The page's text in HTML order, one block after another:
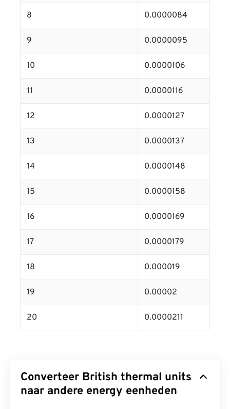
8 0.0000084
9 0.0000095
10 0.0000106
11 0.0000116
12 0.0000127
13 0.0000137
14 0.0000148
15 0.0000158
16 0.0000169
17 0.0000179
18 0.000019
19 0.00002
20 0.0000211
Converteer British thermal units
naar andere energy eenheden